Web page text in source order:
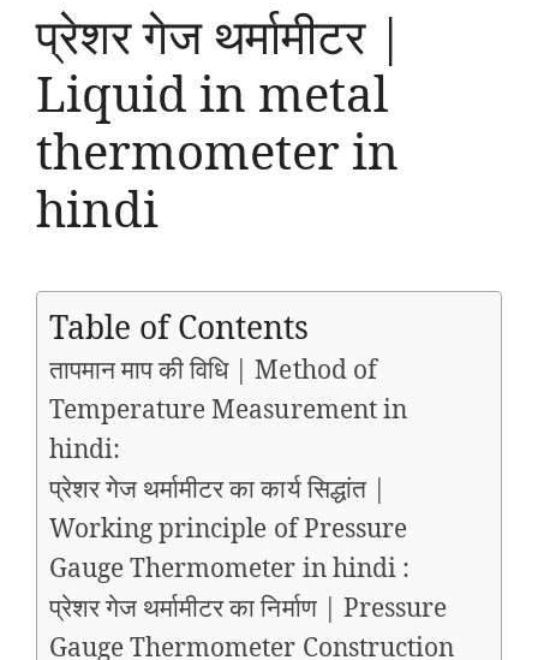
प्रेशर गेज थर्मामीटर |
Liquid in metal
thermometer in
hindi
Table of Contents
तापमान माप की विधि | Method of
Temperature Measurement in
hindi:
प्रेशर गेज थर्मामीटर का कार्य सिद्धांत |
Working principle of Pressure
Gauge Thermometer in hindi :
प्रेशर गेज थर्मामीटर का निर्माण | Pressure
Gauge Thermometer Construction